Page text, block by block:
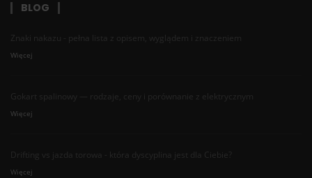
BLOG
Znaki nakazu - pełna lista z opisem, wyglądem i znaczeniem
Więcej
Gokart spalinowy — rodzaje, ceny i porównanie z elektrycznym
Więcej
Drifting vs jazda torowa - która dyscyplina jest dla Ciebie?
Więcej